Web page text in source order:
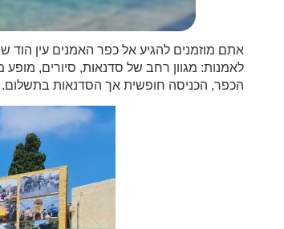
אתם מוזמנים להגיע אל כפר האמנים עין הוד
הכפר, הכניסה חופשית אך הסדנאות